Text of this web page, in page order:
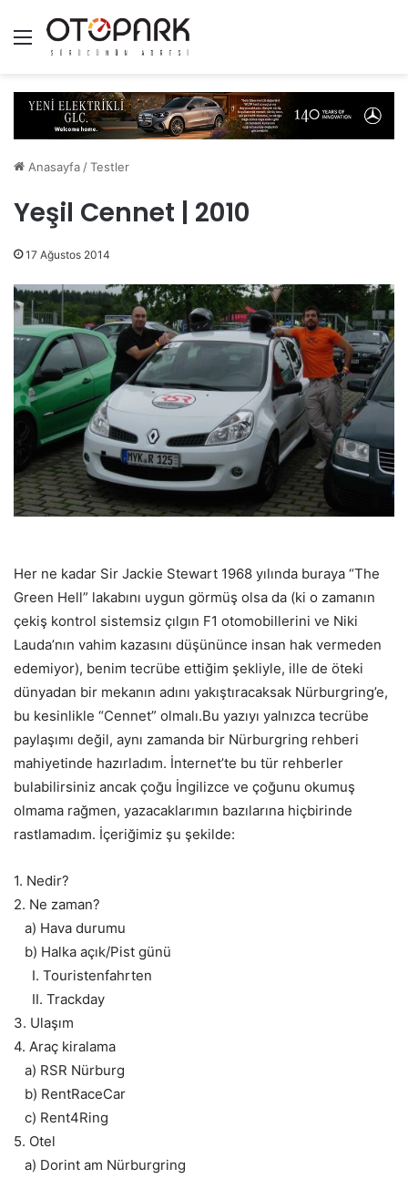
Menü
Anasayfa /Testler
Yeşil Cennet | 2010
17 Ağustos 2014
Her ne kadar Sir Jackie Stewart 1968 yılında buraya “The
Green Hell” lakabını uygun görmüş olsa da (ki o zamanın
çekiş kontrol sistemsiz çılgın F1 otomobillerini ve Niki
Lauda’nın vahim kazasını düşününce insan hak vermeden
edemiyor), benim tecrübe ettiğim şekliyle, ille de öteki
dünyadan bir mekanın adını yakıştıracaksak Nürburgring’e,
bu kesinlikle “Cennet” olmalı.Bu yazıyı yalnızca tecrübe
paylaşımı değil, aynı zamanda bir Nürburgring rehberi
mahiyetinde hazırladım. İnternet’te bu tür rehberler
bulabilirsiniz ancak çoğu İngilizce ve çoğunu okumuş
olmama rağmen, yazacaklarımın bazılarına hiçbirinde
rastlamadım. İçeriğimiz şu şekilde:
1. Nedir?
2. Ne zaman?
a) Hava durumu
b) Halka açık/Pist günü
I. Touristenfahrten
II. Trackday
3. Ulaşım
4. Araç kiralama
a) RSR Nürburg
b) RentRaceCar
c) Rent4Ring
5. Otel
a) Dorint am Nürburgring